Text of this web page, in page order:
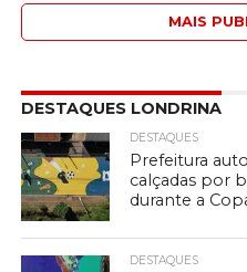
MAIS
DESTAQUES LONDRINA
DESTAQUES
Prefeitura
calçadas por
durante a
DESTAQUES